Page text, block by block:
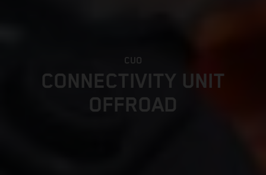
CUO
CONNECTIVITY UNIT
OFFROAD